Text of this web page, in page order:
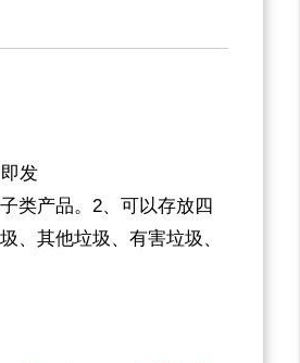
发
类产品。2、可以存放四
、其他垃圾、有害垃圾、